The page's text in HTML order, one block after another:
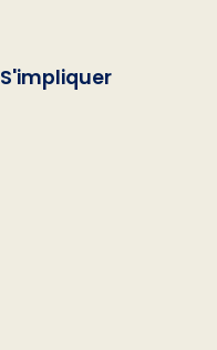
S'impliquer